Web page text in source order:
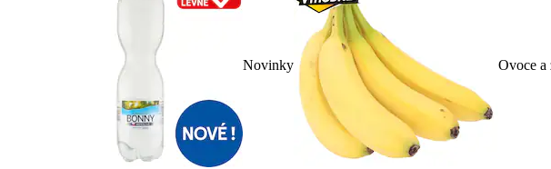
Novinky Ovoce a